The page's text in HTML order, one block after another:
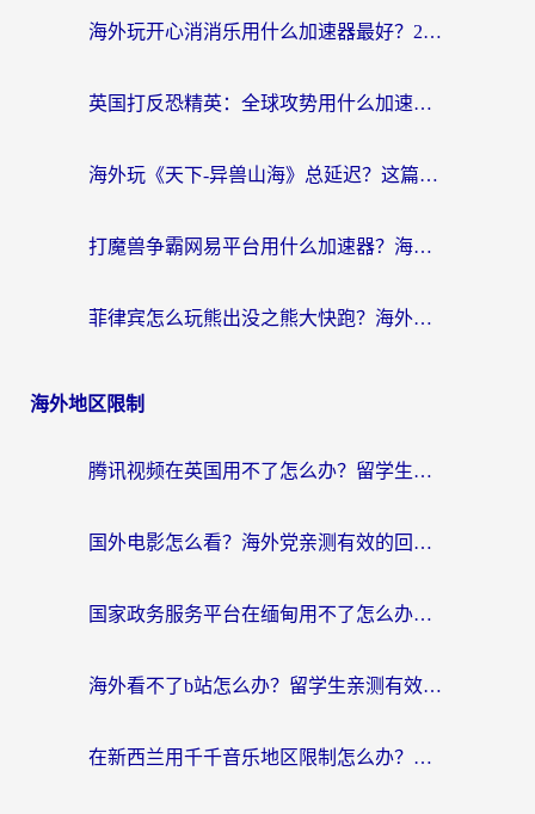
海外玩开心消消乐用什么加速器最好？2026真实体验指南，告别延迟卡顿
英国打反恐精英：全球攻势用什么加速器？2026年实测有效的国服游戏加速指南
海外玩《天下-异兽山海》总延迟？这篇延迟加速器指南帮你告别卡顿（附日本玩Sky光·遇最高警戒解决方案）
打魔兽争霸网易平台用什么加速器？海外党亲测有效的国服游戏加速指南
菲律宾怎么玩熊出没之熊大快跑？海外党国服游戏加速终极攻略（附3款热门游戏实测）
海外地区限制
腾讯视频在英国用不了怎么办？留学生亲测有效的回国加速器指南
国外电影怎么看？海外党亲测有效的回国加速器选择指南
国家政务服务平台在缅甸用不了怎么办？海外华人必看的回国加速全攻略
海外看不了b站怎么办？留学生亲测有效的回国加速器选择攻略，解决豆瓣音乐、美团外卖难题
在新西兰用千千音乐地区限制怎么办？海外华人必备的回国加速解决方案